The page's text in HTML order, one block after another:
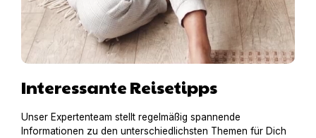
Interessante Reisetipps
Unser Expertenteam stellt regelmäßig spannende
Informationen zu den unterschiedlichsten Themen für Dich